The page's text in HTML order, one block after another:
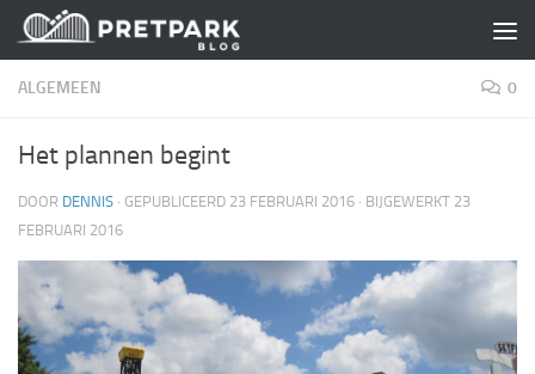
Skip to content
ALGEMEEN 0
Het plannen begint
DOOR DENNIS · GEPUBLICEERD 23 FEBRUARI 2016 · BIJGEWERKT 23
FEBRUARI 2016